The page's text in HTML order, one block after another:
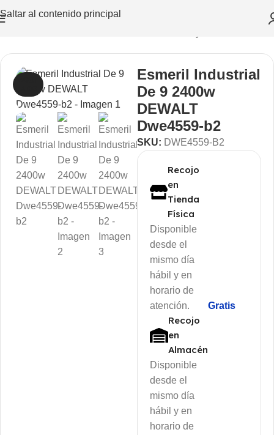
Saltar al contenido principal
Esmeril Industrial
De 9 2400w
DEWALT
Dwe4559-b2
SKU: DWE4559-B2
Recojo
en
Tienda
Física
Disponible
desde el
mismo día
hábil y en
horario de
atención.
Gratis
Recojo
en
Almacén
Disponible
desde el
mismo día
hábil y en
horario de